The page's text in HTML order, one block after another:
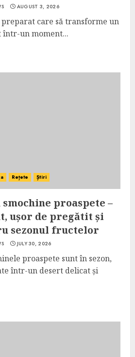
AUGUST 3, 2026
care să transforme un
un moment...
Rețete Știri
smochine proaspete –
ușor de pregătit și
sezonul fructelor
JULY 30, 2026
proaspete sunt în sezon,
într-un desert delicat și